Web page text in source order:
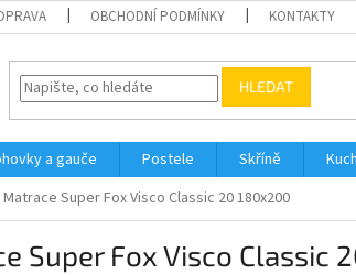
OBCHODNÍ PODMÍNKY KONTAKTY
HLEDAT
a gauče Postele Skříně
Matrace Super Fox Visco Classic 20 180x200
Super Fox Visco Classic